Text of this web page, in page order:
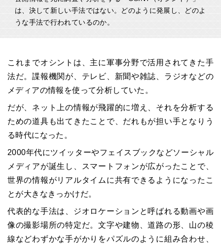
は、決して新しい手法ではない。どのように発展し、どのよ
うな手法で行われているのか。
これまでオシントは、主に軍事分野で活用されてきた手
法だ。諜報機関が、テレビ、新聞や雑誌、ラジオなどの
メディアの情報を使って分析していた。
だが、ネット上の情報が飛躍的に増え、それを分析する
ための道具も出てきたことで、だれもが担い手となりう
る時代になった。
2000年代にツイッターやフェイスブックなどソーシャル
メディアが誕生し、スマートフォンが広がったことで、
世界の情報がリアルタイムに共有できるようになったこ
とが大きなきっかけだ。
代表的な手法は、ジオロケーションと呼ばれる動画や画
像の撮影場所の特定だ。文字や建物、道路の形、山の稜
線などわずかな手がかりをパズルのように組み合わせ、